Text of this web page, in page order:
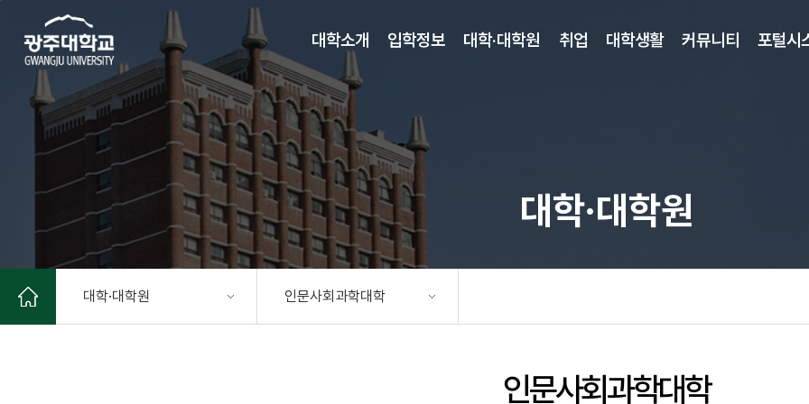
대학소개 입학정보 대학·대학원 취업 대학생활 커뮤니티 포털시
대학·대학원
대학·대학원 인문사회과학대학
인문사회과학대학